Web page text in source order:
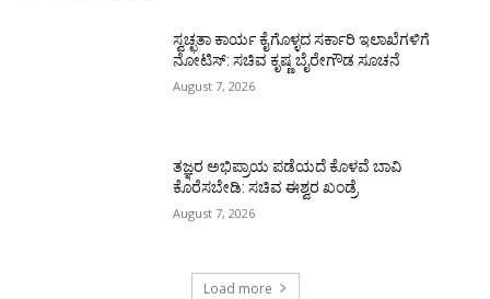
ಸ್ವಚ್ಛತಾ ಕಾರ್ಯ ಕೈಗೊಳ್ಳದ ಸರ್ಕಾರಿ ಇಲಾಖೆಗಳಿಗೆ
ನೋಟಿಸ್: ಸಚಿವ ಕೃಷ್ಣ ಬೈರೇಗೌಡ ಸೂಚನೆ
August 7, 2026
ತಜ್ಞರ ಅಭಿಪ್ರಾಯ ಪಡೆಯದೆ ಕೊಳವೆ ಬಾವಿ
ಕೊರೆಸಬೇಡಿ: ಸಚಿವ ಈಶ್ವರ ಖಂಡ್ರೆ
August 7, 2026
Load more